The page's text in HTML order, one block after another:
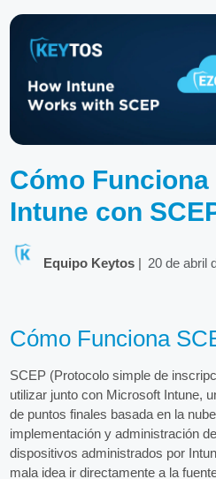
Cómo
Intune con
Equipo Keytos| 20 de abril
Cómo Funciona
SCEP (Protocolo simple de
utilizar junto con Microsoft Intune,
de puntos finales basada en la
implementación y administración
dispositivos administrados por
mala idea ir directamente a la